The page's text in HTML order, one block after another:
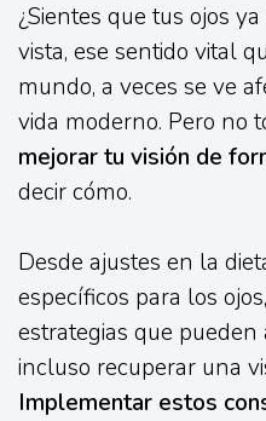
¿Sientes que tus ojos
vista, ese sentido vital
mundo, a veces se ve
vida moderno. Pero no
mejorar tu visión de
decir cómo.
Desde ajustes en la
específicos para los
estrategias que
incluso recuperar una
Implementar estos